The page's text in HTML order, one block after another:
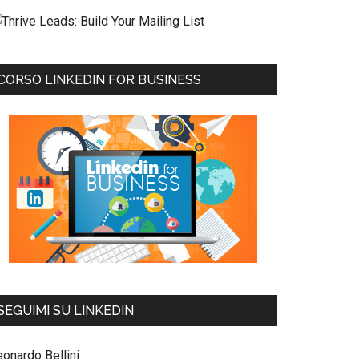
LINKEDIN FOR BUSINESS
SU LINKEDIN
Bellini